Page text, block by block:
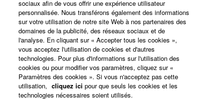
A propos de Yamaha
France - French
Professionnel
sociaux afin de vous offrir une expérience utilisateur
personnalisée. Nous transférons également des informations
sur votre utilisation de notre site Web à nos partenaires des
domaines de la publicité, des réseaux sociaux et de
l'analyse. En cliquant sur « Accepter tous les cookies »,
vous acceptez l'utilisation de cookies et d'autres
technologies. Pour plus d'informations sur l'utilisation des
cookies ou pour modifier vos paramètres, cliquez sur «
Paramètres des cookies ». Si vous n'acceptez pas cette
utilisation, cliquez ici pour que seuls les cookies et les
technologies nécessaires soient utilisés.